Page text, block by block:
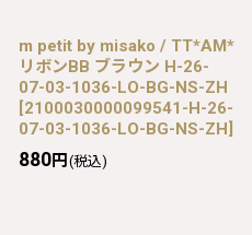
m petit by misako / TT*AM*
リボンBB ブラウン H-26-
07-03-1036-LO-BG-NS-ZH
[2100030000099541-H-26-
07-03-1036-LO-BG-NS-ZH]
880円 (税込)